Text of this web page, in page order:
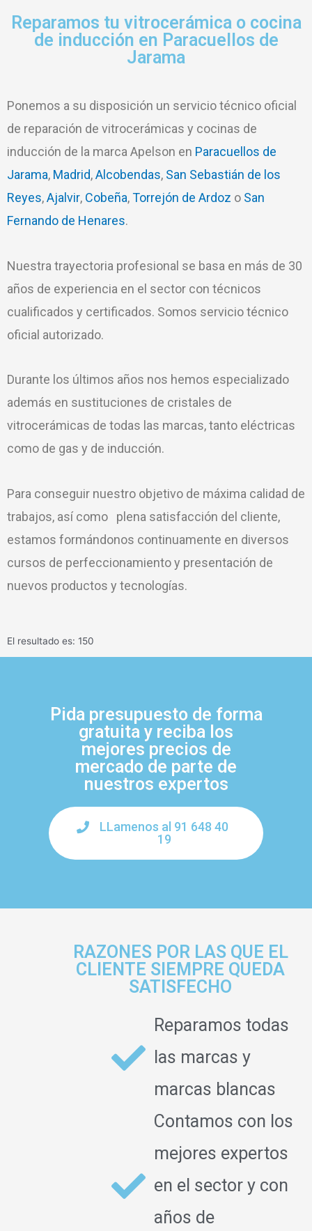
Reparamos tu vitrocerámica o cocina
de inducción en Paracuellos de
Jarama
Ponemos a su disposición un servicio técnico oficial
de reparación de vitrocerámicas y cocinas de
inducción de la marca Apelson en Paracuellos de
Jarama, Madrid,Alcobendas, San Sebastián de los
Reyes,Ajalvir, Cobeña,Torrejón de Ardoz o San
Fernando de Henares.
Nuestra trayectoria profesional se basa en más de 30
años de experiencia en el sector con técnicos
cualificados y certificados. Somos servicio técnico
oficial autorizado.
Durante los últimos años nos hemos especializado
además en sustituciones de cristales de
vitrocerámicas de todas las marcas, tanto eléctricas
como de gas y de inducción.
Para conseguir nuestro objetivo de máxima calidad de
trabajos, así como plena satisfacción del cliente,
estamos formándonos continuamente en diversos
cursos de perfeccionamiento y presentación de
nuevos productos y tecnologías.
El resultado es: 150
Pida presupuesto de forma
gratuita y reciba los
mejores precios de
mercado de parte de
nuestros expertos
LLamenos al 91 648 40
19
RAZONES POR LAS QUE EL
CLIENTE SIEMPRE QUEDA
SATISFECHO
Reparamos todas
las marcas y
marcas blancas
Contamos con los
mejores expertos
en el sector y con
años de